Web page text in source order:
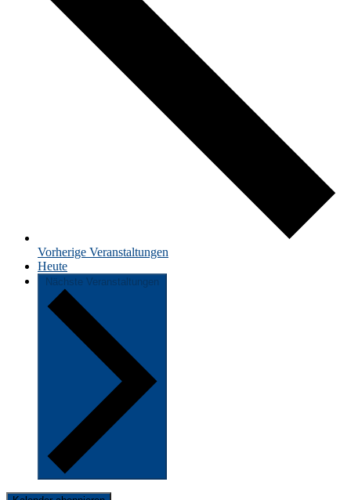
Vorherige Veranstaltungen
Heute
Nächste Veranstaltungen